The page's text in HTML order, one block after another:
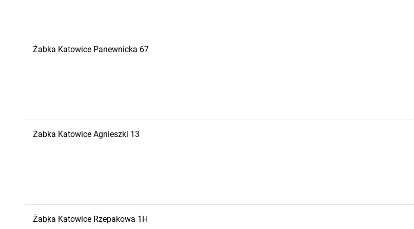
Żabka Katowice Panewnicka 67
Żabka Katowice Agnieszki 13
Żabka Katowice Rzepakowa 1H